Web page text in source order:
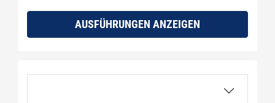
AUSFÜHRUNGEN ANZEIGEN